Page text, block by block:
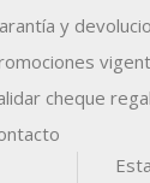
y
cheque